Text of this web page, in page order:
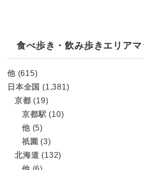
食べ歩き・飲み歩きエリアマ
他(615)
日本全国 (1,381)
京都 (19)
京都駅 (10)
他(5)
祇園 (3)
北海道 (132)